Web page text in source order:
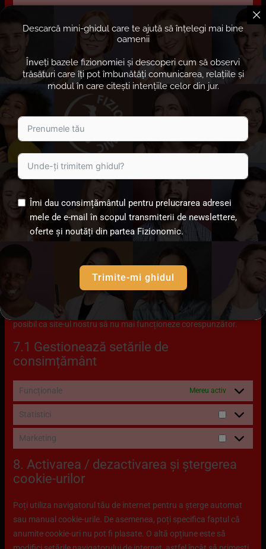
Jetpopup
Join.chat Functional
LiteSpeed Functional
Google Fonts Marketing
Facebook
WhatsApp
Diverse Scop în curs de investigare
7. Consimţământ
Când vizitezi pentru prima dată site-ul nostru, îți vom arăta o
fereastră pop-up cu o explicație despre cookie-uri. Apăsând pe
Salvează preferințele, îți exprimi consimțământul pentru utilizarea
de către noi a categoriilor de cookie-uri și module selectate în pop-
up, conform descrierii din această Politică privind cookie-urlie.
Poți bloca folosirea cookie-urilor din navigatorul pe care îl
folosești, dar te rugăm să ții cont de faptul că în acest caz e
posibil ca site-ul nostru să nu mai funcționeze corespunzător.
7.1 Gestionează setările de
consimțământ
Funcționale Mereu activ
Statistici
Marketing
8. Activarea / dezactivarea și ștergerea
cookie-urilor
Poți utiliza navigatorul tău de internet pentru a șterge automat
sau manual cookie-urile. De asemenea, poți specifica faptul că
anumite cookie-uri nu pot fi plasate. O altă opțiune este să
Descarcă mini-ghidul care te ajută să înțelegi mai bine
oamenii
Înveți bazele fizionomiei și descoperi cum să observi
trăsături care îți pot îmbunătăți comunicarea, relațiile și
modul în care citești intențiile celor din jur.
Îmi dau consimțământul pentru prelucrarea adresei
mele de e-mail în scopul transmiterii de newslettere,
oferte și noutăți din partea Fizionomic.
Trimite-mi ghidul